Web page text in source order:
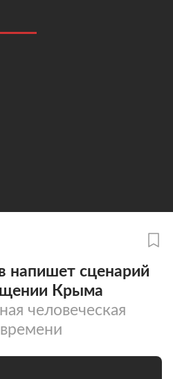
напишет сценарий
Крыма
человеческая